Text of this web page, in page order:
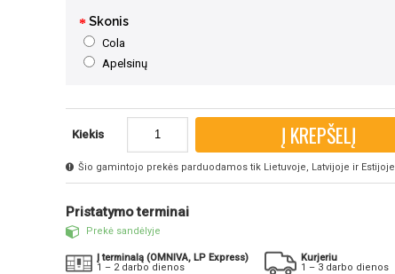
Skonis
Cola
Apelsinų
Kiekis Į KREPŠELĮ
Šio gamintojo prekės parduodamos tik Lietuvoje, Latvijoje ir Estijoje.
Pristatymo terminai
Prekė sandėlyje
Į terminalą (OMNIVA, LP Express)
1 – 2 darbo dienos
Kurjeriu
1 – 3 darbo dienos